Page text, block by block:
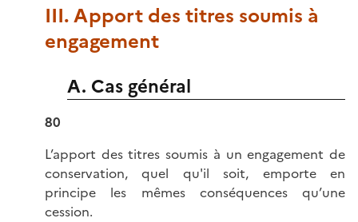
III. Apport des titres soumis à
engagement
A. Cas général
80
L’apport des titres soumis à un engagement de
conservation, quel qu'il soit, emporte en
principe les mêmes conséquences qu’une
cession.